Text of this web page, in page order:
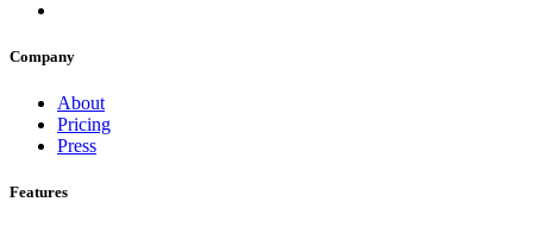
Company
About
Pricing
Press
Features